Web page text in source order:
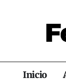
Inicio